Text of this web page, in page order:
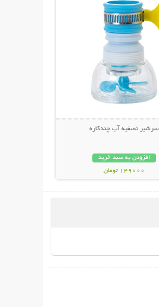
سرشیر تصفیه آب چندکاره
افزودن به سبد خرید
149000 تومان